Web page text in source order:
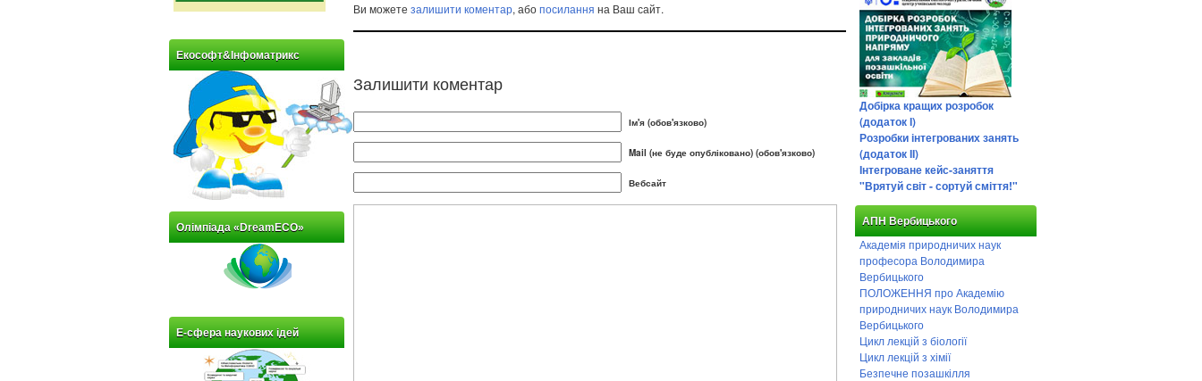
Екософт&Інфоматрикс
Олімпіада «DreamECO»
Е-сфера наукових ідей
Ви можете залишити коментар, абопосилання на Ваш сайт.
Залишити коментар
Ім'я (обов'язково)
Mail (не буде опубліковано) (обов'язково)
Вебсайт
Добірка кращих розробок
(додаток І)
Розробки інтегрованих занять
(додаток ІІ)
Інтегроване кейс-заняття
"Врятуй світ - сортуй сміття!"
АПН Вербицького
Академія природничих наук
професора Володимира
Вербицького
ПОЛОЖЕННЯ про Академію
природничих наук Володимира
Вербицького
Цикл лекцій з біології
Цикл лекцій з хімії
Безпечне позашкілля